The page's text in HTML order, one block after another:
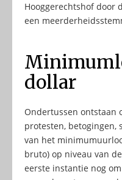
Hooggerechtshof door
een
dollar
Ondertussen ontstaan
protesten, betogingen,
van het
bruto) op niveau van
eerste instantie nog